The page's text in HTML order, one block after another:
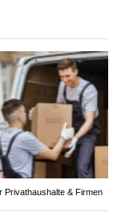
Privathaushalte & Firmen